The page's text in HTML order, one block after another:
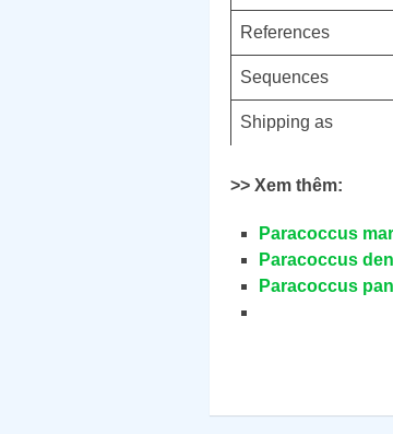
References
Sequences
Shipping as
>> Xem thêm:
Paracoccus
Paracoccus
Paracoccus